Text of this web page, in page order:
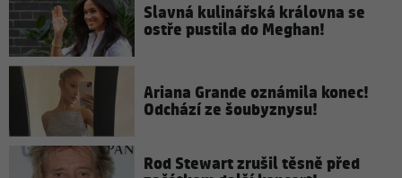
Slavná kulinářská královna se
ostře pustila do Meghan!
Ariana Grande oznámila konec!
Odchází ze šoubyznysu!
Rod Stewart zrušil těsně před